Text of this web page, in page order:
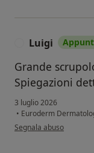
Luigi
Grande
Spiegazioni
3 luglio 2026
• Euroderm
secondo l'opinione
Segnala abuso